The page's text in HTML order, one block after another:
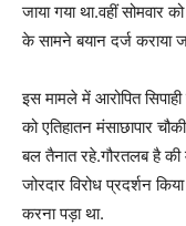
जाया गया था.वहीं सोमवार
के सामने बयान दर्ज कराया
इस मामले में आरोपित
को एतिहातन मंसाछापार
बल तैनात रहे.गौरतलब है की
जोरदार विरोध प्रदर्शन
करना पड़ा था.